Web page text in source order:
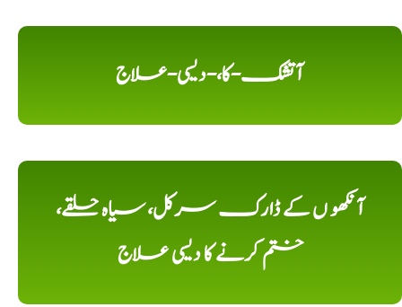
آتشک-کا،-دیسی-علاج
آنکھو ں کے ڈارک سرکل، سیاہ حلقے،
ختم کرنے کا دیسی علاج